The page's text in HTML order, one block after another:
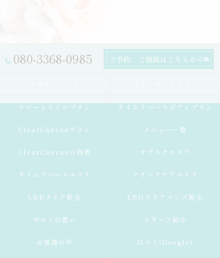
080-3368-0985 ご予約、ご相談はこちらから
スマートネイルプラン タイムリバースボディプラン
ClearCanvasプラン メニュー一覧
ClearCanvasの特徴 サブスクエステ
タイムリバースエステ クイックケアエステ
LEDクリア脱毛 LEDクリアメンズ脱毛
サロンの想い スタッフ紹介
お客様の声 口コミ(Google)